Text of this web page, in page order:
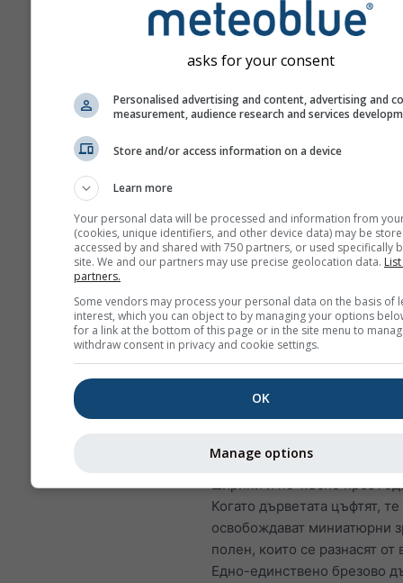
превозни средства.
е важен замърсител, защото
допринася за образуването
последици за човешкото
белите дробове и може
NO₂ причинява
хрипове, кашлица,
грип и бронхит
За Европа meteogram-ът за
замърсяването на въздуха
четвърти панел, който
прогнозата за полените за
Брезов полене един от
пролетта, а на по-високи
ширини и по-късно през
Когато дърветата цъфтят, те
освобождават миниатюрни
полен, които се разнасят от
Едно-единствено брезово
asks for your consent
Personalised advertising and content, advertising and
measurement, audience research and services
Store and/or access information on a device
Learn more
Your personal data will be processed and information from
(cookies, unique identifiers, and other device data) may be
accessed by and shared with 750 partners, or used specifically
site. We and our partners may use precise geolocation data.
partners.
Some vendors may process your personal data on the basis of
interest, which you can object to by managing your options
for a link at the bottom of this page or in the site menu to
withdraw consent in privacy and cookie settings.
OK
Manage options